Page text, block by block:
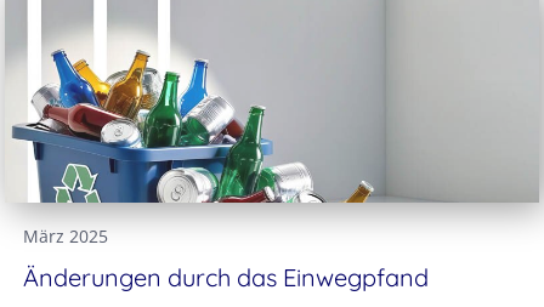
März 2025
Änderungen durch das Einwegpfand